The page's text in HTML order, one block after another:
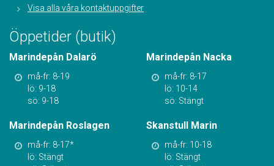
Visa alla våra kontaktuppgifter
Öppetider (butik)
Marindepån Dalarö
må-fr: 8-19
lö: 9-18
sö: 9-18
Marindepån Nacka
må-fr: 8-17
lö: 10-14
sö: Stängt
Marindepån Roslagen
må-fr: 8-17*
lö: Stängt
Skanstull Marin
må-fr: 10-18
lö: Stängt